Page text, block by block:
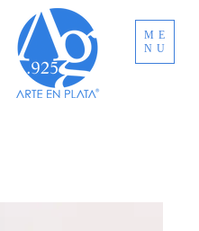
ME
NU